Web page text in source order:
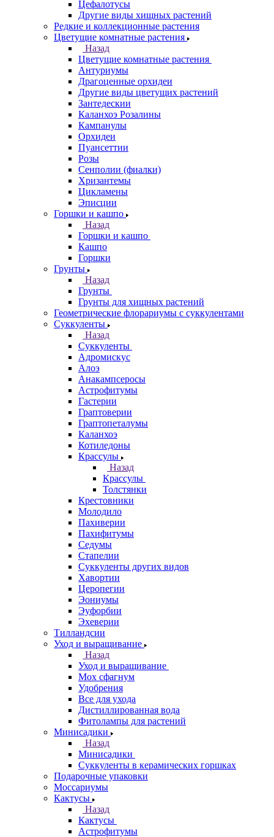
Цефалотусы
Другие виды хищных растений
Редкие и коллекционные растения
Цветущие комнатные растения
Назад
Цветущие комнатные растения
Антуриумы
Драгоценные орхидеи
Другие виды цветущих растений
Зантедескии
Каланхоэ Розалины
Кампанулы
Орхидеи
Пуансеттии
Розы
Сенполии (фиалки)
Хризантемы
Цикламены
Эписции
Горшки и кашпо
Назад
Горшки и кашпо
Кашпо
Горшки
Грунты
Назад
Грунты
Грунты для хищных растений
Геометрические флорариумы с суккулентами
Суккуленты
Назад
Суккуленты
Адромискус
Алоэ
Анакампсеросы
Астрофитумы
Гастерии
Граптоверии
Граптопеталумы
Каланхоэ
Котиледоны
Крассулы
Назад
Крассулы
Толстянки
Крестовники
Молодило
Пахиверии
Пахифитумы
Седумы
Стапелии
Суккуленты других видов
Хавортии
Церопегии
Эониумы
Эуфорбии
Эхеверии
Тилландсии
Уход и выращивание
Назад
Уход и выращивание
Мох сфагнум
Удобрения
Все для ухода
Дистиллированная вода
Фитолампы для растений
Минисадики
Назад
Минисадики
Суккуленты в керамических горшках
Подарочные упаковки
Моссариумы
Кактусы
Назад
Кактусы
Астрофитумы